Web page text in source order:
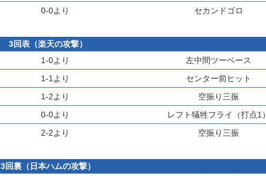
0-0より セカンドゴロ
3回表（楽天の攻撃）
1-0より
左中間ツーベース
1-1より
センター前ヒット
1-2より
空振り三振
0-0より
レフト犠牲フライ（打点1）
2-2より 空振り三振
3回裏（日本ハムの攻撃）